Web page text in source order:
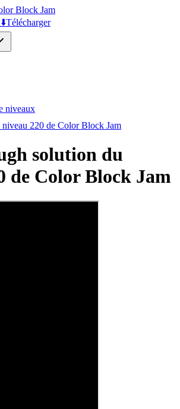
Block Jam
⬇️Télécharger
niveaux
220 de Color Block Jam
solution du
de Color Block Jam